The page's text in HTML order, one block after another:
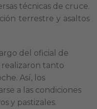
técnicas de cruce.
terrestre y asaltos
del oficial de
realizaron tanto
Así, los
a las condiciones
y pastizales.